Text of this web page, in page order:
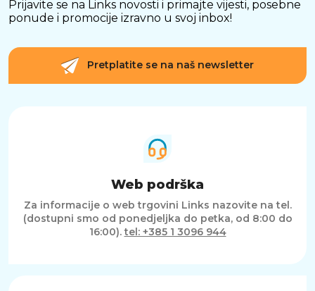
ured, kućni rad i svakodnevnu multimediju.
Prijavite se na Links novosti i primajte vijesti, posebne
ponude i promocije izravno u svoj inbox!
Pretplatite se na naš newsletter
Web podrška
Za informacije o web trgovini Links nazovite na tel.
(dostupni smo od ponedjeljka do petka, od 8:00 do
16:00).tel: +385 1 3096 944